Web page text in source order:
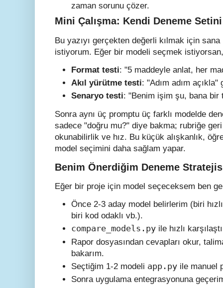
zaman sorunu çözer.
Mini Çalışma: Kendi Deneme
Bu yazıyı gerçekten değerli kılmak için
istiyorum. Eğer bir modeli seçmek
Format testi: "5 maddeyle anlat, her
Akıl yürütme testi: "Adım adım açıkla"
Senaryo testi: "Benim işim şu, bana bir
Sonra aynı üç promptu üç farklı modelde
sadece "doğru mu?" diye bakma; rubriğe
okunabilirlik ve hız. Bu küçük alışkanlık,
model seçimini daha sağlam yapar.
Benim Önerdiğim Deneme
Eğer bir proje için model seçeceksem ben
Önce 2-3 aday model belirlerim (biri
biri kod odaklı vb.).
compare_models.py ile hızlı
Rapor dosyasından cevapları okur,
bakarım.
Seçtiğim 1-2 modeli app.py ile manuel
Sonra uygulama entegrasyonuna